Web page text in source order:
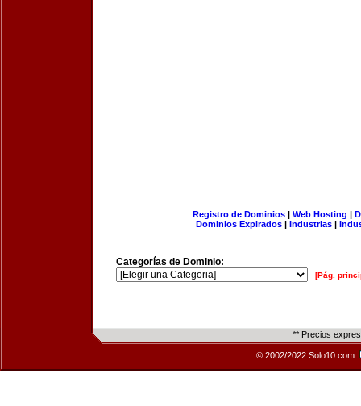
Registro de Dominios| Web Hosting |
Dominios Expirados | Industrias |
Categorías de Dominio:
[Pág.
** Precios
© 2002/2022 Solo10.com